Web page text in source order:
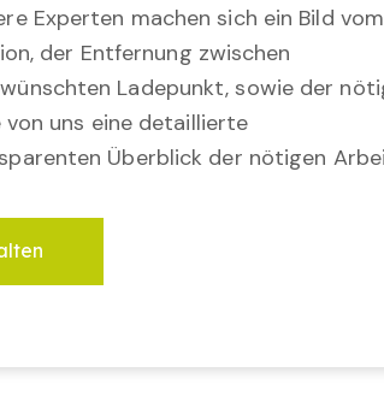
Experten machen sich ein Bild vom
der Entfernung zwischen
Ladepunkt, sowie der
von uns eine detaillierte
Überblick der nötigen